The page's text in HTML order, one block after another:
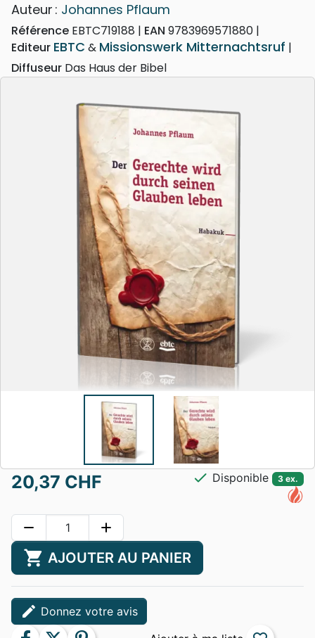
Auteur : Johannes Pflaum
Référence EBTC719188 EAN 9783969571880
Editeur EBTC & Missionswerk Mitternachtsruf
Diffuseur Das Haus der Bibel
20,37 CHF check Disponible 3 ex.
remove add
shopping_cart AJOUTER AU PANIER
edit Donnez votre avis